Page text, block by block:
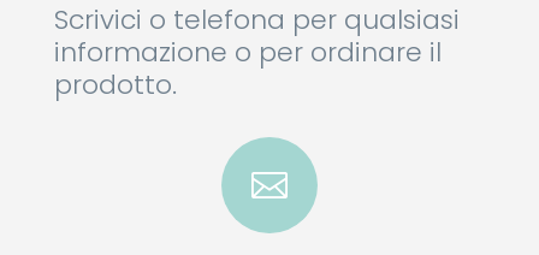
Scrivici o telefona per qualsiasi
informazione o per ordinare il
prodotto.
